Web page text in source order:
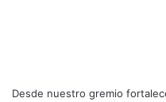
Desde nuestro gremio